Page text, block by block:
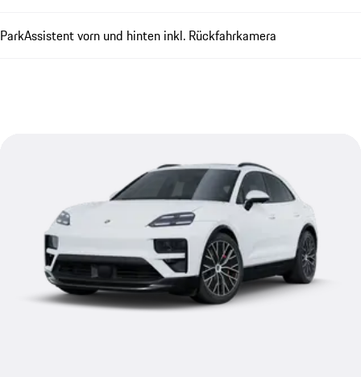
ParkAssistent vorn und hinten inkl. Rückfahrkamera